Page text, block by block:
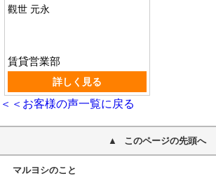
觀世 元永
賃貸営業部
詳しく見る
＜＜お客様の声一覧に戻る
このページの先頭へ
マルヨシのこと